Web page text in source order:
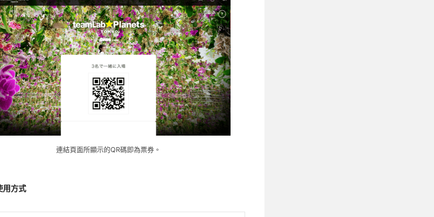
連結頁面所顯示的QR碼即為票券。
用方式